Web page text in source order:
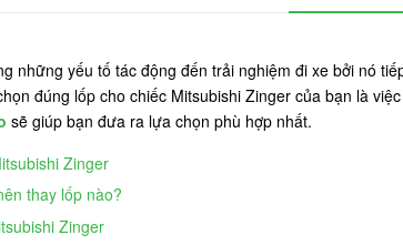
những yếu tố tác động đến trải nghiệm đi xe bởi nó
đúng lốp cho chiếc Mitsubishi Zinger của bạn là
sẽ giúp bạn đưa ra lựa chọn phù hợp nhất.
Zinger
thay lốp nào?
Zinger